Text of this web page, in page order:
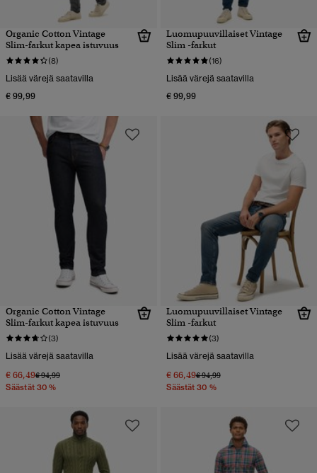
Organic Cotton Vintage
Slim-farkut kapea istuvuus
(8)
Lisää värejä saatavilla
€ 99,99
Luomupuuvillaiset Vintage
Slim -farkut
(16)
Lisää värejä saatavilla
€ 99,99
Organic Cotton Vintage
Slim-farkut kapea istuvuus
(3)
Lisää värejä saatavilla
€ 66,49Hinta alennettu hinnasta
€ 94,99hintaan
Säästät 30 %
Luomupuuvillaiset Vintage
Slim -farkut
(3)
Lisää värejä saatavilla
€ 66,49Hinta alennettu hinnasta
€ 94,99hintaan
Säästät 30 %